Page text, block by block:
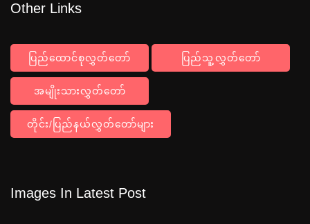
Other Links
ပြည်ထောင်စုလွှတ်တော် ပြည်သူ့လွှတ်တော်
အမျိုးသားလွှတ်တော်
တိုင်း/ပြည်နယ်လွှတ်တော်များ
Images In Latest Post